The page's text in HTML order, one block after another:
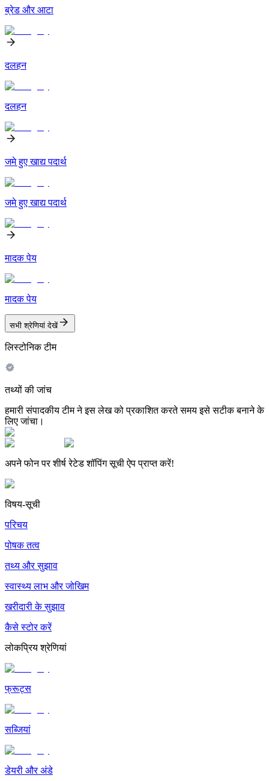
ब्रेड और आटा
दलहन
दलहन
जमे हुए खाद्य पदार्थ
जमे हुए खाद्य पदार्थ
मादक पेय
मादक पेय
सभी श्रेणियां देखें
लिस्टोनिक टीम
तथ्यों की जांच
हमारी संपादकीय टीम ने इस लेख को प्रकाशित करते समय इसे सटीक बनाने के
लिए जांचा।
अपने फोन पर शीर्ष रेटेड शॉपिंग सूची ऐप प्राप्त करें!
विषय-सूची
परिचय
पोषक तत्व
तथ्य और सुझाव
स्वास्थ्य लाभ और जोखिम
खरीदारी के सुझाव
कैसे स्टोर करें
लोकप्रिय श्रेणियां
फ्रूट्स
सब्जियां
डेयरी और अंडे